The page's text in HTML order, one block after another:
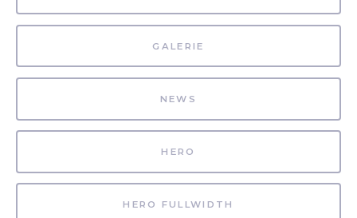
GALERIE
NEWS
HERO
HERO FULLWIDTH